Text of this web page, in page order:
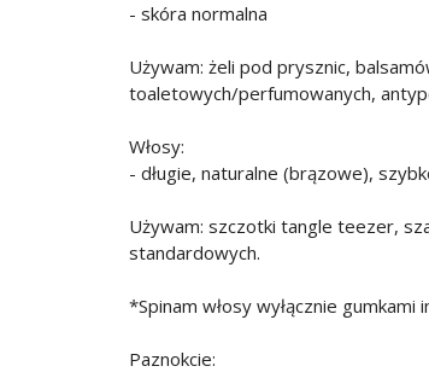
- skóra normalna
Używam: żeli pod prysznic,
toaletowych/perfumowanych,
Włosy:
- długie, naturalne (brązowe),
Używam: szczotki tangle teezer,
standardowych.
*Spinam włosy wyłącznie gumkami
Paznokcie: